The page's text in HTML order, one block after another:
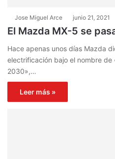
Jose Miguel Arce junio 21, 2021
El Mazda MX-5 se
Hace apenas unos días Mazda
electrificación bajo el nombre de
2030»,…
Leer más »